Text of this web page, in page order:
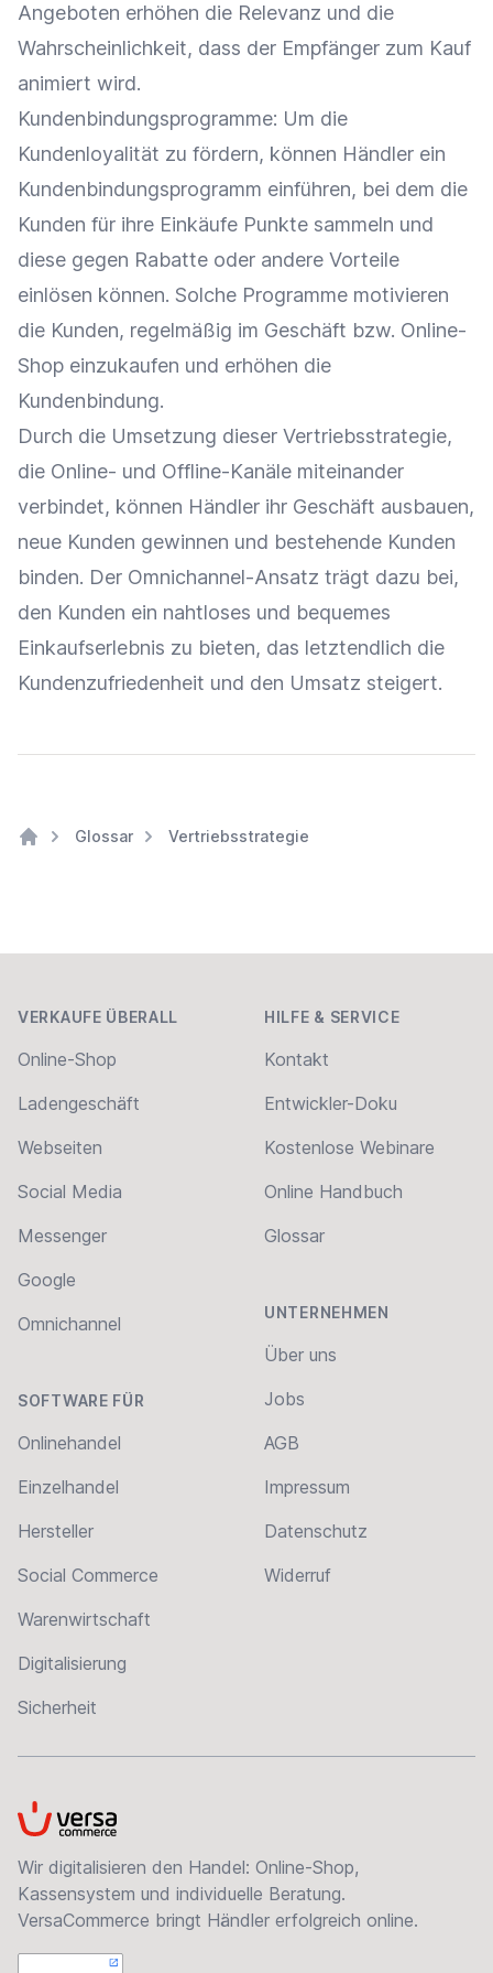
Angeboten erhöhen die Relevanz und die
Wahrscheinlichkeit, dass der Empfänger zum Kauf
animiert wird.
Kundenbindungsprogramme: Um die
Kundenloyalität zu fördern, können Händler ein
Kundenbindungsprogramm einführen, bei dem die
Kunden für ihre Einkäufe Punkte sammeln und
diese gegen Rabatte oder andere Vorteile
einlösen können. Solche Programme motivieren
die Kunden, regelmäßig im Geschäft bzw. Online-
Shop einzukaufen und erhöhen die
Kundenbindung.
Durch die Umsetzung dieser Vertriebsstrategie,
die Online- und Offline-Kanäle miteinander
verbindet, können Händler ihr Geschäft ausbauen,
neue Kunden gewinnen und bestehende Kunden
binden. Der Omnichannel-Ansatz trägt dazu bei,
den Kunden ein nahtloses und bequemes
Einkaufserlebnis zu bieten, das letztendlich die
Kundenzufriedenheit und den Umsatz steigert.
Glossar Vertriebsstrategie
VERKAUFE ÜBERALL
Online-Shop
Ladengeschäft
Webseiten
Social Media
Messenger
Google
Omnichannel
SOFTWARE FÜR
Onlinehandel
Einzelhandel
Hersteller
Social Commerce
Warenwirtschaft
Digitalisierung
Sicherheit
HILFE & SERVICE
Kontakt
Entwickler-Doku
Kostenlose Webinare
Online Handbuch
Glossar
UNTERNEHMEN
Über uns
Jobs
AGB
Impressum
Datenschutz
Widerruf
VersaCommerce
Wir digitalisieren den Handel: Online-Shop,
Kassensystem und individuelle Beratung.
VersaCommerce bringt Händler erfolgreich online.